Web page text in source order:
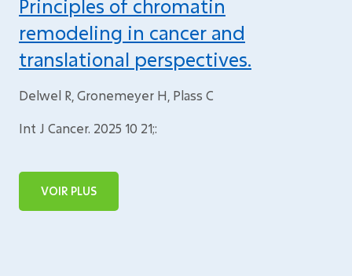
Principles of chromatin
remodeling in cancer and
translational perspectives.
Delwel R, Gronemeyer H, Plass C
Int J Cancer. 2025 10 21;:
VOIR PLUS